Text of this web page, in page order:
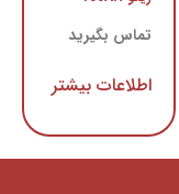
تماس بگیرید
اطلاعات بیشتر